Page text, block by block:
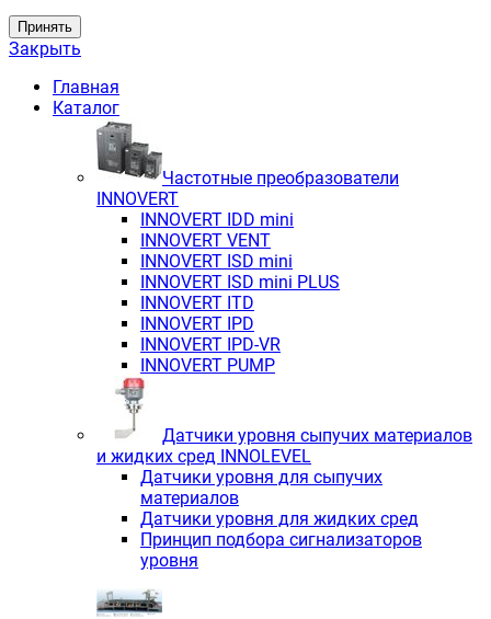
Принять
Закрыть
Главная
Каталог
Частотные преобразователи
INNOVERT
INNOVERT IDD mini
INNOVERT VENT
INNOVERT ISD mini
INNOVERT ISD mini PLUS
INNOVERT ITD
INNOVERT IРD
INNOVERT IРD-VR
INNOVERT PUMP
Датчики уровня сыпучих материалов
и жидких сред INNOLEVEL
Датчики уровня для сыпучих
материалов
Датчики уровня для жидких сред
Принцип подбора сигнализаторов
уровня